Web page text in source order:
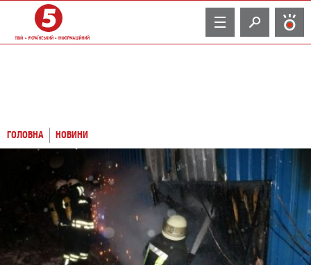
TV
ГОЛОВНА НОВИНИ